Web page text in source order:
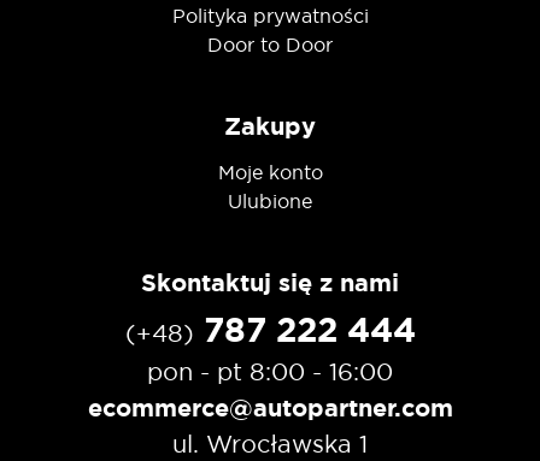
Polityka prywatności
Door to Door
Zakupy
Moje konto
Ulubione
Skontaktuj się z nami
(+48) 787 222 444
pon - pt 8:00 - 16:00
ecommerce@autopartner.com
ul. Wrocławska 1